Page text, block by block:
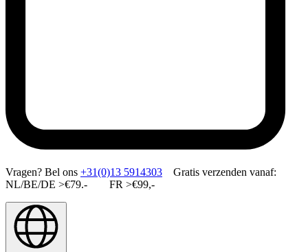
Vragen? Bel ons +31(0)13 5914303 Gratis verzenden vanaf:
NL/BE/DE >€79.- FR >€99,-